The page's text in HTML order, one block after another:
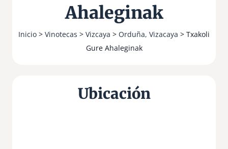
Ahaleginak
Inicio > Vinotecas > Vizcaya > Orduña, Vizacaya > Txakoli
Gure Ahaleginak
Ubicación